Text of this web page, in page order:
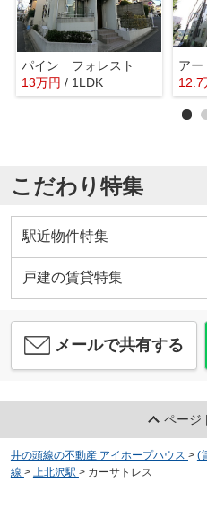
パイン フォレスト
13万円 / 1LDK
アー
12.7
こだわり特集
駅近物件特集
戸建の賃貸特集
メールで共有する
ページ
井の頭線の不動産 アイホープハウス > (
線 > 上北沢駅 > カーサトレス